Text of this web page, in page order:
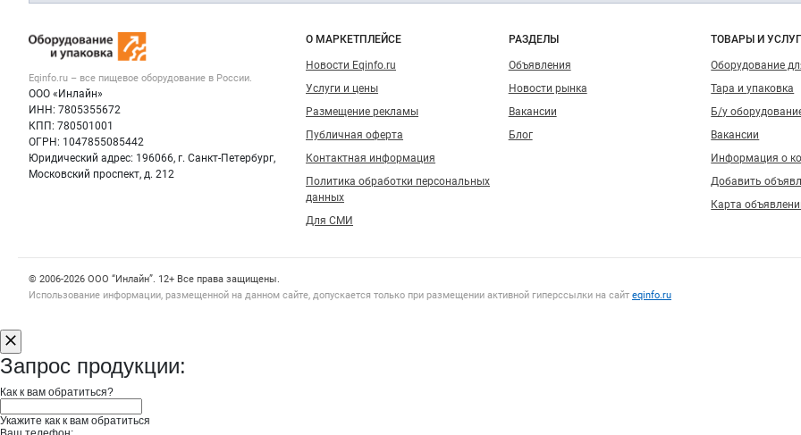
пищевое
и упаковка
Важные разделы и контакты
Eqinfo.ru – все пищевое оборудование в России.
ООО «Инлайн»
ИНН: 7805355672
КПП: 780501001
ОГРН: 1047855085442
Юридический адрес: 196066, г. Санкт-Петербург,
Московский проспект, д. 212
Навигация по сайту
О МАРКЕТПЛЕЙСЕ
Новости Eqinfo.ru
Услуги и цены
Размещение рекламы
Публичная оферта
Контактная информация
Политика обработки персональных
данных
Для СМИ
РАЗДЕЛЫ
Объявления
Новости рынка
Вакансии
Блог
ТОВАРЫ И
Оборудование
Тара и упаковка
Б/у
Вакансии
Информация о
Добавить
Карта
Счетчики, авторское право, логотипы
© 2006‑2026 ООО “Инлайн”. 12+ Все права защищены.
Использование информации, размещенной на данном сайте, допускается только при размещении активной гиперссылки на сайт eqinfo.ru
Запрос продукции:
Как к вам обратиться?
Укажите как к вам обратиться